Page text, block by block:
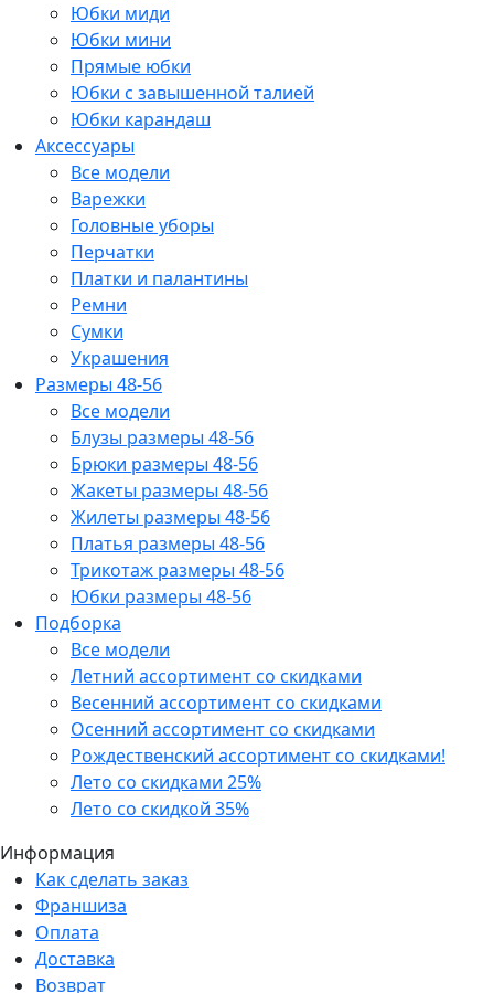
Юбки миди
Юбки мини
Прямые юбки
Юбки с завышенной талией
Юбки карандаш
Аксессуары
Все модели
Варежки
Головные уборы
Перчатки
Платки и палантины
Ремни
Сумки
Украшения
Размеры 48-56
Все модели
Блузы размеры 48-56
Брюки размеры 48-56
Жакеты размеры 48-56
Жилеты размеры 48-56
Платья размеры 48-56
Трикотаж размеры 48-56
Юбки размеры 48-56
Подборка
Все модели
Летний ассортимент со скидками
Весенний ассортимент со скидками
Осенний ассортимент со скидками
Рождественский ассортимент со скидками!
Лето со скидками 25%
Лето со скидкой 35%
Информация
Как сделать заказ
Франшиза
Оплата
Доставка
Возврат